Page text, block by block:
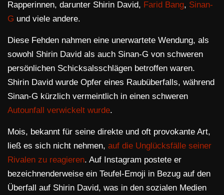
Rapperinnen, darunter Shirin David, Farid Bang, Sinan-
G und viele andere.
Diese Fehden nahmen eine unerwartete Wendung, als
sowohl Shirin David als auch Sinan-G von schweren
persönlichen Schicksalsschlägen betroffen waren.
Shirin David wurde Opfer eines Raubüberfalls, während
Sinan-G kürzlich vermeintlich in einen schweren
Autounfall verwickelt wurde.
Mois, bekannt für seine direkte und oft provokante Art,
ließ es sich nicht nehmen, auf die Unglücksfälle seiner
Rivalen zu reagieren. Auf Instagram postete er
bezeichnenderweise ein Teufel-Emoji in Bezug auf den
Überfall auf Shirin David, was in den sozialen Medien